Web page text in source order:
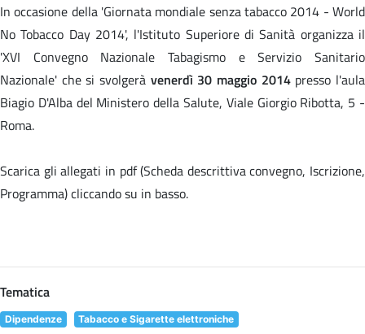
In occasione della 'Giornata mondiale senza tabacco 2014 - World
No Tobacco Day 2014', l'Istituto Superiore di Sanità organizza il
'XVI Convegno Nazionale Tabagismo e Servizio Sanitario
Nazionale' che si svolgerà venerdì 30 maggio 2014presso l'aula
Biagio D'Alba del Ministero della Salute, Viale Giorgio Ribotta, 5 -
Roma.
Scarica gli allegati in pdf (Scheda descrittiva convegno, Iscrizione,
Programma) cliccando su in basso.
Tematica
Dipendenze Tabacco e Sigarette elettroniche